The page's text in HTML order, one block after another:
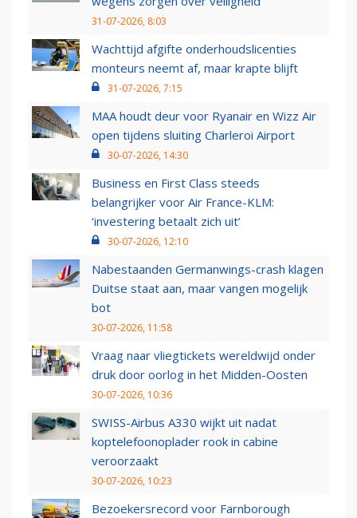
31-07-2026, 8:03
Wachttijd afgifte onderhoudslicenties
monteurs neemt af, maar krapte blijft
31-07-2026, 7:15
MAA houdt deur voor Ryanair en Wizz Air
open tijdens sluiting Charleroi Airport
30-07-2026, 14:30
Business en First Class steeds
belangrijker voor Air France-KLM:
‘investering betaalt zich uit’
30-07-2026, 12:10
Nabestaanden Germanwings-crash klagen
Duitse staat aan, maar vangen mogelijk
bot
30-07-2026, 11:58
Vraag naar vliegtickets wereldwijd onder
druk door oorlog in het Midden-Oosten
30-07-2026, 10:36
SWISS-Airbus A330 wijkt uit nadat
koptelefoonoplader rook in cabine
veroorzaakt
30-07-2026, 10:23
Bezoekersrecord voor Farnborough